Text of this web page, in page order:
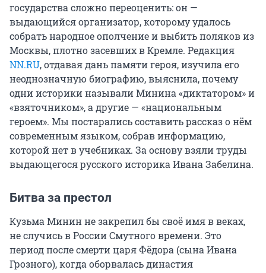
государства сложно переоценить: он —
выдающийся организатор, которому удалось
собрать народное ополчение и выбить поляков из
Москвы, плотно засевших в Кремле. Редакция
NN.RU, отдавая дань памяти героя, изучила его
неоднозначную биографию, выяснила, почему
одни историки называли Минина «диктатором» и
«взяточником», а другие — «национальным
героем». Мы постарались составить рассказ о нём
современным языком, собрав информацию,
которой нет в учебниках. За основу взяли труды
выдающегося русского историка Ивана Забелина.
Битва за престол
Кузьма Минин не закрепил бы своё имя в веках,
не случись в России Смутного времени. Это
период после смерти царя Фёдора (сына Ивана
Грозного), когда оборвалась династия